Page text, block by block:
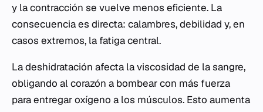
y la contracción se vuelve menos eficiente. La
consecuencia es directa: calambres, debilidad y, en
casos extremos, la fatiga central.
La deshidratación afecta la viscosidad de la sangre,
obligando al corazón a bombear con más fuerza
para entregar oxígeno a los músculos. Esto aumenta